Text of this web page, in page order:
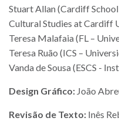
Stuart Allan (Cardiff
Cultural Studies at Cardiff
Teresa Malafaia (FL –
Teresa Ruão (ICS –
Vanda de Sousa (ESCS -
Design Gráfico: João
Revisão de Texto: Inês